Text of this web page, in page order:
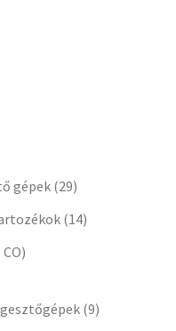
gépek (29)
(14)
(9)